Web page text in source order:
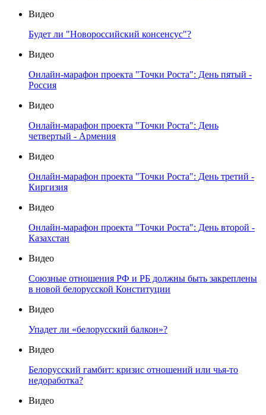
Видео
Будет ли "Новороссийский консенсус"?
Видео
Онлайн-марафон проекта "Точки Роста": День пятый -
Россия
Видео
Онлайн-марафон проекта "Точки Роста": День
четвертый - Армения
Видео
Онлайн-марафон проекта "Точки Роста": День третий -
Киргизия
Видео
Онлайн-марафон проекта "Точки Роста": День второй -
Казахстан
Видео
Союзные отношения РФ и РБ должны быть закреплены
в новой белорусской Конституции
Видео
Упадет ли «белорусский балкон»?
Видео
Белорусский гамбит: кризис отношений или чья-то
недоработка?
Видео